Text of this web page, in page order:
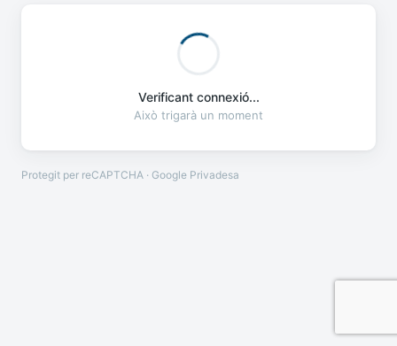
Verificant connexió...
Això trigarà un moment
Protegit per reCAPTCHA · Google Privadesa